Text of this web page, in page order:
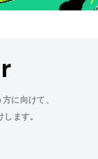
に向けて、
ます。